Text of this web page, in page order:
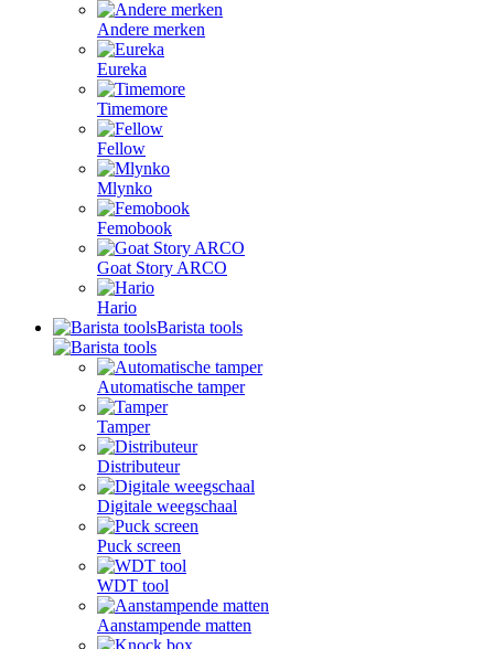
Andere merken
Eureka
Timemore
Fellow
Mlynko
Femobook
Goat Story ARCO
Hario
Barista tools
Automatische tamper
Tamper
Distributeur
Digitale weegschaal
Puck screen
WDT tool
Aanstampende matten